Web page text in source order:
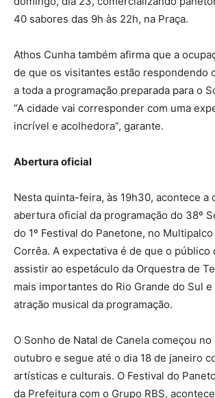
40 sabores das 9h às 22h, na Praça.
Athos Cunha também afirma que a
de que os visitantes estão respondendo
a toda a programação preparada para o
“A cidade vai corresponder com uma
incrível e acolhedora”, garante.
Abertura oficial
Nesta quinta-feira, às 19h30, acontece a
abertura oficial da programação do 38º
do 1º Festival do Panetone, no
Corrêa. A expectativa é de que o público
assistir ao espetáculo da Orquestra de
mais importantes do Rio Grande do Sul
atração musical da programação.
O Sonho de Natal de Canela começou
outubro e segue até o dia 18 de janeiro
artísticas e culturais. O Festival do
da Prefeitura com o Grupo RBS,